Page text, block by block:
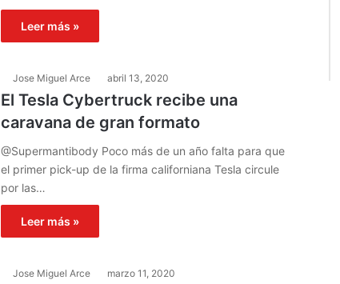
Leer más »
Jose Miguel Arce abril 13, 2020
El Tesla Cybertruck recibe una
caravana de gran formato
@Supermantibody Poco más de un año falta para que
el primer pick-up de la firma californiana Tesla circule
por las…
Leer más »
Jose Miguel Arce marzo 11, 2020